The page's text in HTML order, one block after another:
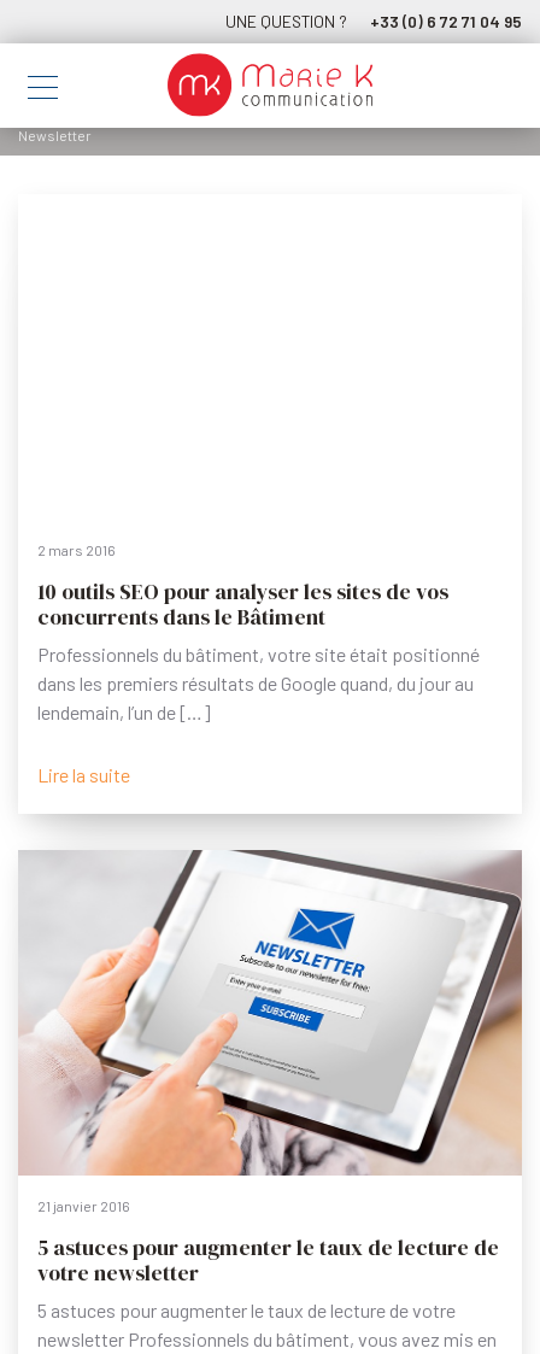
UNE QUESTION ? +33 (0) 6 72 71 04 95
Newsletter
2 mars 2016
10 outils SEO pour analyser les sites de vos
concurrents dans le Bâtiment
Professionnels du bâtiment, votre site était positionné
dans les premiers résultats de Google quand, du jour au
lendemain, l’un de […]
Lire la suite
21 janvier 2016
5 astuces pour augmenter le taux de lecture de
votre newsletter
5 astuces pour augmenter le taux de lecture de votre
newsletter Professionnels du bâtiment, vous avez mis en